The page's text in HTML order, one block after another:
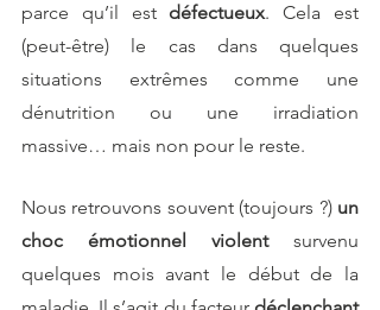
parce qu’il est défectueux. Cela est
(peut-être) le cas dans quelques
situations extrêmes comme une
dénutrition ou une irradiation
massive… mais non pour le reste.
Nous retrouvons souvent (toujours ?) un
choc émotionnel violent survenu
quelques mois avant le début de la